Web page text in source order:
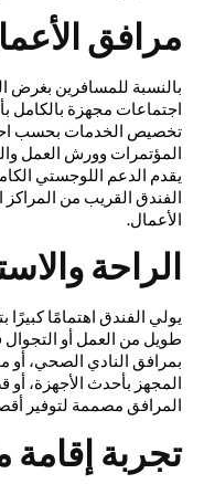
مرافق
بالنسبة للمسافرين بغرض
اجتماعات مجهزة بالكامل
تخصيص الخدمات بحسب
المؤتمرات وورش العمل
يقدم الدعم اللوجستي
الفندق القريب من المراكز
الأعمال.
الراحة
يولي الفندق اهتمامًا كبيرًا
طويل من العمل أو التجوال
بمرافق النادي الصحي، أو
المجهز بأحدث الأجهزة،
المرافق مصممة لتوفير
تجربة إقامة